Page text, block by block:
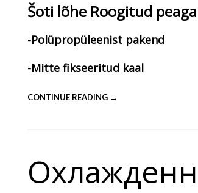
Šoti lõhe Roogitud peaga
-Polüpropüleenist pakend
-Mitte fikseeritud kaal
CONTINUE READING →